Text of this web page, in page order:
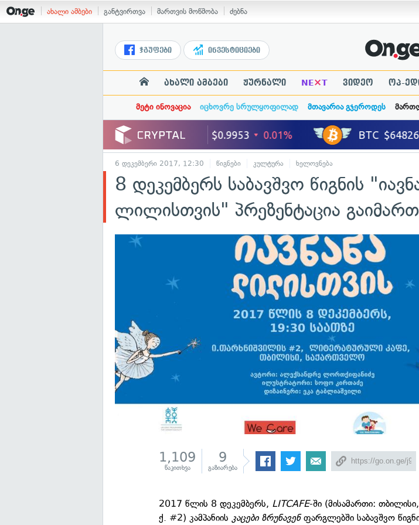
ახალი ამბები განტვირთვა მართვის მოწმობა ძებნა
ჯგუფები ინვესტიციები
ახალი ამბები ჟურნალი NE×T ვიდეო ოპ-
მეტი ინოვაცია იცხოვრე სრულყოფილად მთავარია გჯეროდეს
6 დეკემბერი 2017, 12:30 წიგნები კულტურა ხელოვნება
8 დეკემბერს საბავშვო წიგნის
ლილისთვის" პრეზენტაცია
1,109
წაკითხვა
9
გაზიარება
2017 წლის 8 დეკემბერს, LITCAFE-ში (მისამართი:
ქ. #2) კამპანიისკაცები ზრუნავენფარგლებში საბავშვო